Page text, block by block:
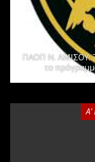
ΠΑΟΠ Ν. ΑΜΙΣΟΥ:
το
Α'